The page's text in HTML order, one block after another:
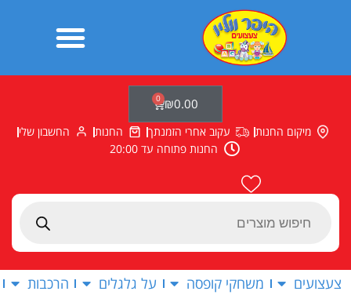
Products
₪0.00
0
עגלת
קניות
מיקום החנות עקוב אחרי הזמנתך החנות
החשבון שלי
החנות פתוחה עד 20:00
צעצועים משחקי קופסה על גלגלים
הרכבות